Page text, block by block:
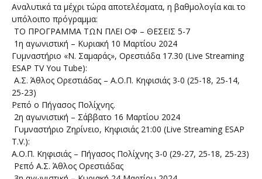
Αναλυτικά τα μέχρι τώρα αποτελέσματα, η βαθμολογία και το
υπόλοιπο πρόγραμμα:
ΤΟ ΠΡΟΓΡΑΜΜΑ ΤΩΝ ΠΛΕΙ ΟΦ – ΘΕΣΕΙΣ 5-7
1η αγωνιστική – Κυριακή 10 Μαρτίου 2024
Γυμναστήριο «Ν. Σαμαράς», Ορεστιάδα 17.30 (Live Streaming
ESAP TV You Tube):
Α.Σ. Άθλος Ορεστιάδας – Α.Ο.Π. Κηφισιάς 3-0 (25-18, 25-14,
25-23)
Ρεπό ο Πήγασος Πολίχνης.
2η αγωνιστική – Σάββατο 16 Μαρτίου 2024
Γυμναστήριο Ζηρίνειο, Κηφισιάς 21:00 (Live Streaming ESAP
T.V.):
Α.Ο.Π. Κηφισιάς – Πήγασος Πολίχνης 3-0 (29-27, 25-18, 25-23)
Ρεπό Α.Σ. Άθλος Ορεστιάδας